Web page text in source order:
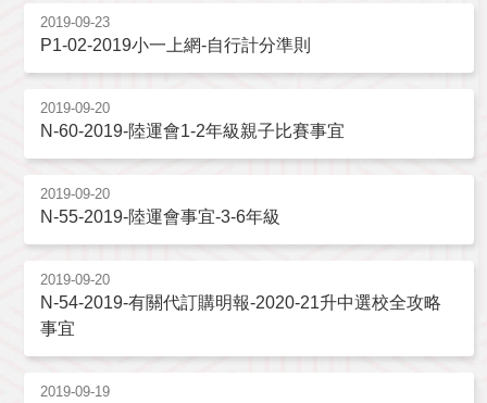
2019-09-23
P1-02-2019小一上網-自行計分準則
2019-09-20
N-60-2019-陸運會1-2年級親子比賽事宜
2019-09-20
N-55-2019-陸運會事宜-3-6年級
2019-09-20
N-54-2019-有關代訂購明報-2020-21升中選校全攻略
事宜
2019-09-19